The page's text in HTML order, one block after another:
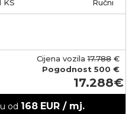
KS Ručni
Cijena vozila17.788 €
Pogodnost 500 €
17.288
od 168 EUR / mj.